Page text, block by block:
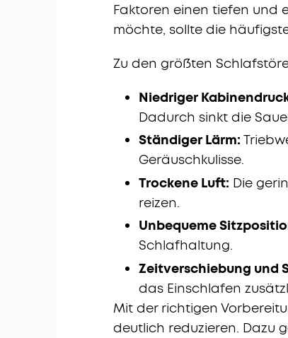
Faktoren einen tiefen und
möchte, sollte die
Zu den größten
Niedriger
Dadurch sinkt die
Ständiger Lärm:
Geräuschkulisse.
Trockene Luft: Die
reizen.
Unbequeme
Schlafhaltung.
Zeitverschiebung und
das Einschlafen
Mit der richtigen
deutlich reduzieren. Dazu